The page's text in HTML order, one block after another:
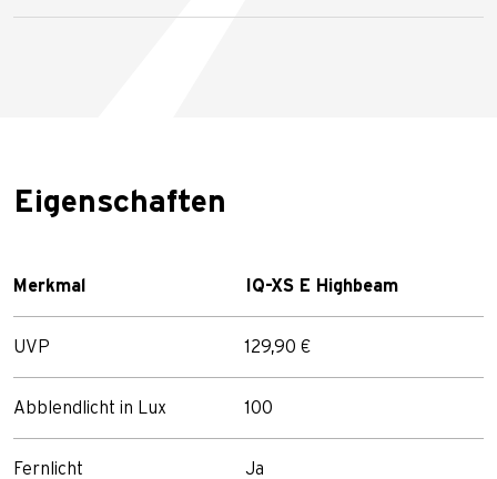
Eigenschaften
Merkmal IQ-XS E Highbeam
UVP 129,90 €
Abblendlicht in Lux 100
Fernlicht Ja